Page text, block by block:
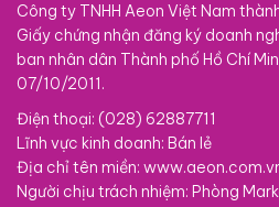
Công ty TNHH Aeon Việt Nam
Giấy chứng nhận đăng ký doanh
ban nhân dân Thành phố Hồ Chí
07/10/2011.
Điện thoại: (028) 62887711
Lĩnh vực kinh doanh: Bán lẻ
Địa chỉ tên miền:
Người chịu trách nhiệm: Phòng